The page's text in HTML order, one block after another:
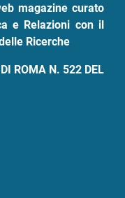
magazine curato
e Relazioni con il
Ricerche
ROMA N. 522 DEL